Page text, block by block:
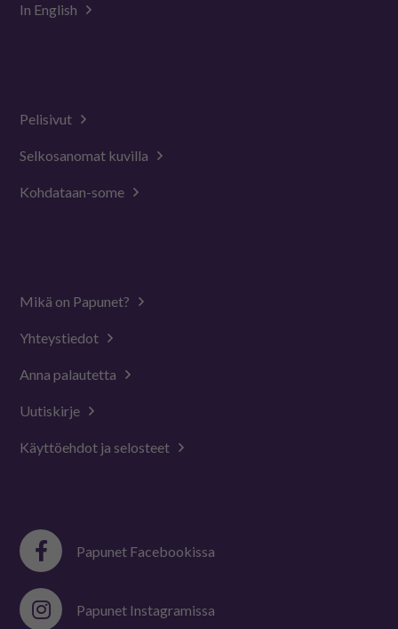
In English
Pelisivut
Selkosanomat kuvilla
Kohdataan-some
Mikä on Papunet?
Yhteystiedot
Anna palautetta
Uutiskirje
Käyttöehdot ja selosteet
Papunet Facebookissa
Papunet Instagramissa